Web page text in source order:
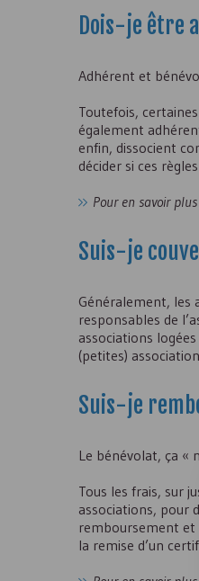
Dois-je être
Adhérent et
Toutefois,
également
enfin, dissocient
décider si ces
Pour en savoir
Suis-je
Généralement, les
responsables de
associations
(petites)
Suis-je
Le bénévolat, ça «
Tous les frais, sur
associations, pour
remboursement et
la remise d’un